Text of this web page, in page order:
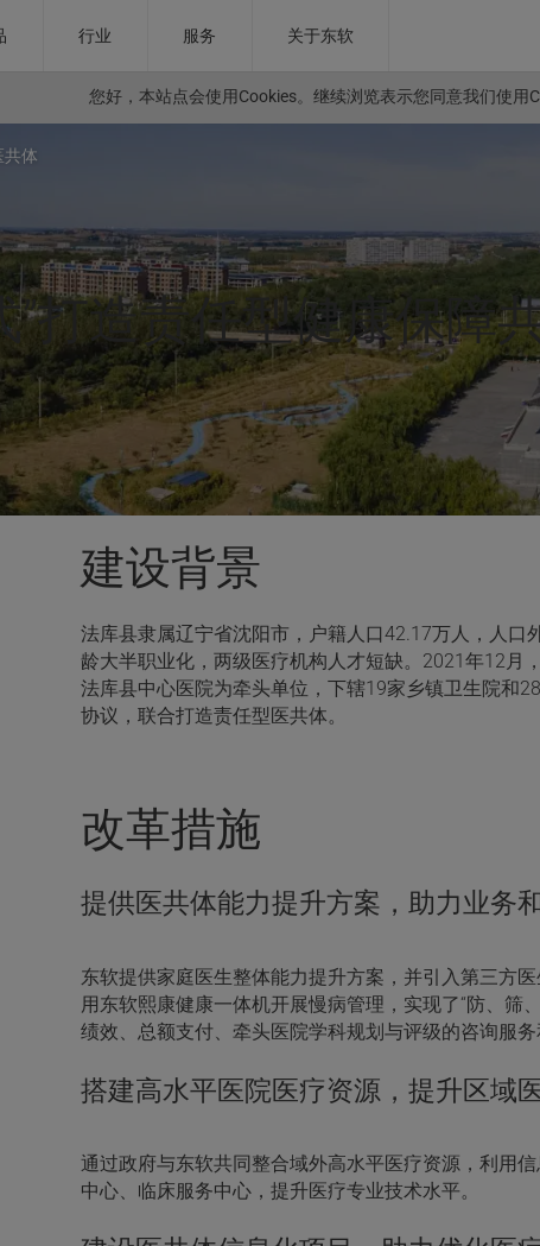
您好， 本站点会使用Cookies。 继续浏览表示您同意我们使用
行业 服务 关于东软
共体
”打造责任型健康保障
建设背景
法库县隶属辽宁省沈阳市，户籍人口42.17万人，人
龄大半职业化，两级医疗机构人才短缺。2021年12月
法库县中心医院为牵头单位，下辖19家乡镇卫生院和
协议，联合打造责任型医共体。
改革措施
提供医共体能力提升方案，助力业务
东软提供家庭医生整体能力提升方案，并引入第三方
用东软熙康健康一体机开展慢病管理，实现了“防、筛
绩效、总额支付、牵头医院学科规划与评级的咨询服
搭建高水平医院医疗资源，提升区域
通过政府与东软共同整合域外高水平医疗资源，利用
中心、临床服务中心，提升医疗专业技术水平。